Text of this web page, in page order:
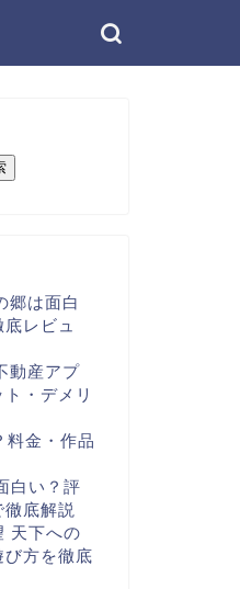
郷は面白
レビュ
動産アプ
・デメリ
料金・作品
白い？評
底解説
天下への
方を徹底